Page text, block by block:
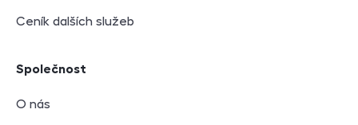
Ceník dalších služeb
Společnost
O nás